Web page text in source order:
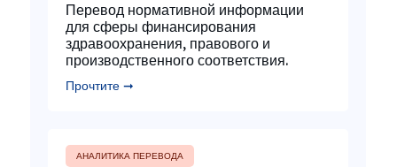
Перевод нормативной информации
для сферы финансирования
здравоохранения, правового и
производственного соответствия.
Прочтите ➞
АНАЛИТИКА ПЕРЕВОДА